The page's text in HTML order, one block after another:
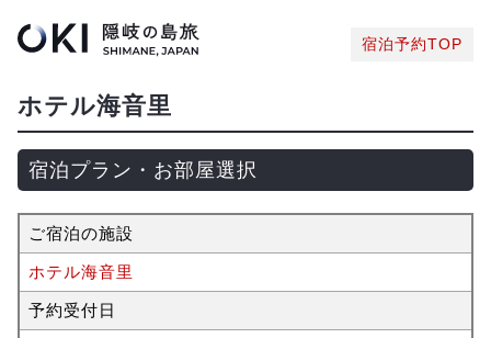
宿泊予約TOP
ホテル海音里
宿泊プラン・お部屋選択
ご宿泊の施設
ホテル海音里
予約受付日